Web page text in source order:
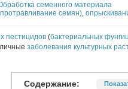
семенного материала
семян),
пестицидов (бактериальных
заболевания культурных
Содержание: